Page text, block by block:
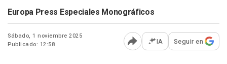
Europa Press Especiales Monográficos
Sábado, 1 noviembre 2025
Publicado: 12:58
Abrir opciones para
IA Seguir en